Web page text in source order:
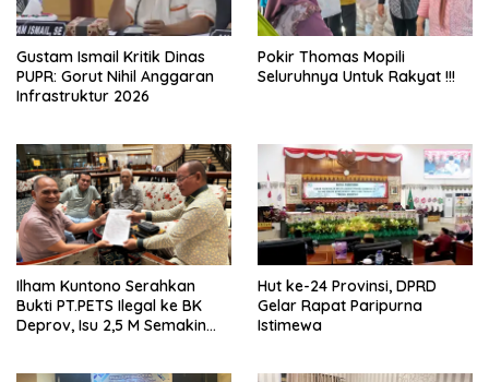
Gustam Ismail Kritik Dinas
PUPR: Gorut Nihil Anggaran
Infrastruktur 2026
Pokir Thomas Mopili
Seluruhnya Untuk Rakyat !!!
Ilham Kuntono Serahkan
Bukti PT.PETS Ilegal ke BK
Deprov, Isu 2,5 M Semakin
Hut ke-24 Provinsi, DPRD
Gelar Rapat Paripurna
Istimewa